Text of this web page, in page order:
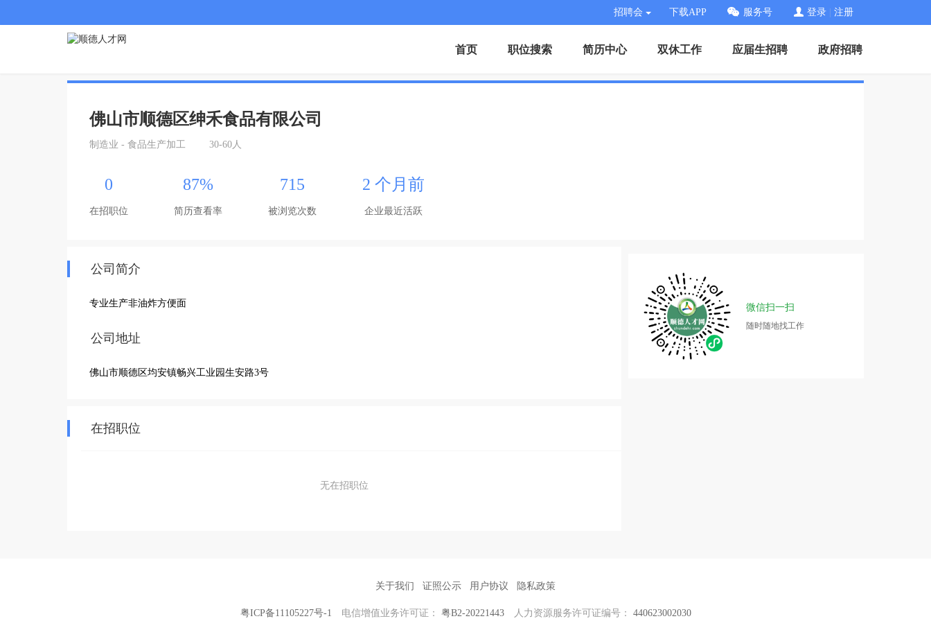
招聘会 下载APP 服务号 登录 注册
首页 职位搜索 简历中心 双休工作 应届生招聘 政府招聘
佛山市顺德区绅禾食品有限公司
制造业 - 食品生产加工 30-60人
0
在招职位
87%
简历查看率
715
被浏览次数
2 个月前
企业最近活跃
公司简介
专业生产非油炸方便面
公司地址
佛山市顺德区均安镇畅兴工业园生安路3号
在招职位
无在招职位
微信扫一扫
随时随地找工作
关于我们 证照公示 用户协议 隐私政策
粤ICP备11105227号-1 电信增值业务许可证： 粤B2-20221443 人力资源服务许可证编号： 440623002030